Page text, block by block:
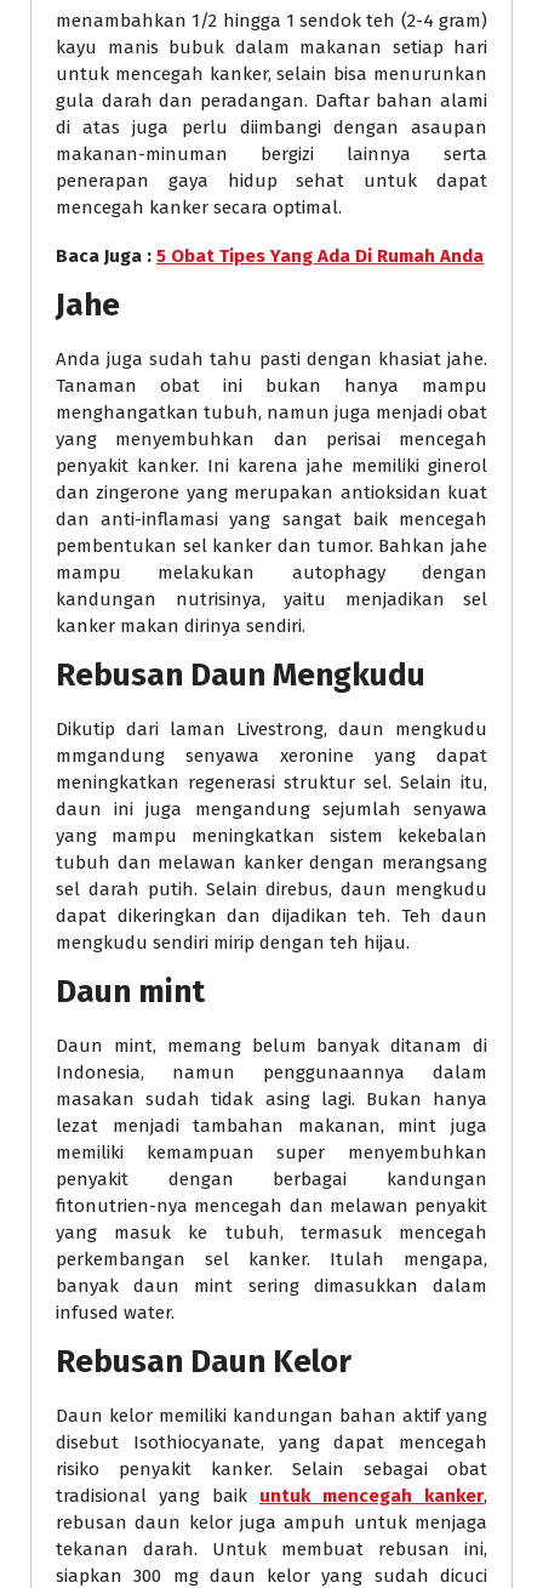
menambahkan 1/2 hingga 1 sendok teh (2-4 gram)
kayu manis bubuk dalam makanan setiap hari
untuk mencegah kanker, selain bisa menurunkan
gula darah dan peradangan. Daftar bahan alami
di atas juga perlu diimbangi dengan asaupan
makanan-minuman bergizi lainnya serta
penerapan gaya hidup sehat untuk dapat
mencegah kanker secara optimal.
Baca Juga : 5 Obat Tipes Yang Ada Di Rumah Anda
Jahe
Anda juga sudah tahu pasti dengan khasiat jahe.
Tanaman obat ini bukan hanya mampu
menghangatkan tubuh, namun juga menjadi obat
yang menyembuhkan dan perisai mencegah
penyakit kanker. Ini karena jahe memiliki ginerol
dan zingerone yang merupakan antioksidan kuat
dan anti-inflamasi yang sangat baik mencegah
pembentukan sel kanker dan tumor. Bahkan jahe
mampu melakukan autophagy dengan
kandungan nutrisinya, yaitu menjadikan sel
kanker makan dirinya sendiri.
Rebusan Daun Mengkudu
Dikutip dari laman Livestrong, daun mengkudu
mmgandung senyawa xeronine yang dapat
meningkatkan regenerasi struktur sel. Selain itu,
daun ini juga mengandung sejumlah senyawa
yang mampu meningkatkan sistem kekebalan
tubuh dan melawan kanker dengan merangsang
sel darah putih. Selain direbus, daun mengkudu
dapat dikeringkan dan dijadikan teh. Teh daun
mengkudu sendiri mirip dengan teh hijau.
Daun mint
Daun mint, memang belum banyak ditanam di
Indonesia, namun penggunaannya dalam
masakan sudah tidak asing lagi. Bukan hanya
lezat menjadi tambahan makanan, mint juga
memiliki kemampuan super menyembuhkan
penyakit dengan berbagai kandungan
fitonutrien-nya mencegah dan melawan penyakit
yang masuk ke tubuh, termasuk mencegah
perkembangan sel kanker. Itulah mengapa,
banyak daun mint sering dimasukkan dalam
infused water.
Rebusan Daun Kelor
Daun kelor memiliki kandungan bahan aktif yang
disebut Isothiocyanate, yang dapat mencegah
risiko penyakit kanker. Selain sebagai obat
tradisional yang baik untuk mencegah kanker,
rebusan daun kelor juga ampuh untuk menjaga
tekanan darah. Untuk membuat rebusan ini,
siapkan 300 mg daun kelor yang sudah dicuci